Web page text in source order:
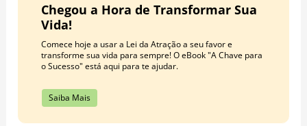
Chegou a Hora de Transformar Sua
Vida!
Comece hoje a usar a Lei da Atração a seu favor e
transforme sua vida para sempre! O eBook "A Chave para
o Sucesso" está aqui para te ajudar.
Saiba Mais